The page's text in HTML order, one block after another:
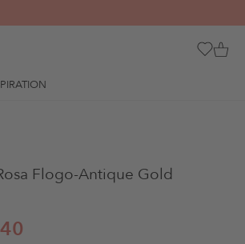
Flogo-Antique Gold